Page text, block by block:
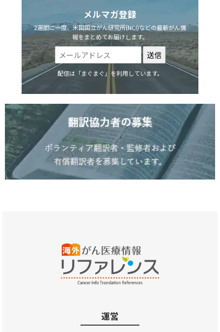
メルマガ登録
2週間に一度、米国国立がん研究所(NCI)などの最新がん情
報をまとめてお届けします。
配信は「まぐまぐ」を利用しています。
運営